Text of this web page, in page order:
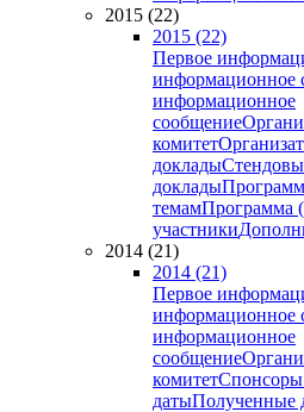
2015 (22)
2015 (22)
Первое
информационное
информационное
сообщение
комитет
доклады
доклады
темамПрограмма
участники
2014 (21)
2014 (21)
Первое
информационное
информационное
сообщение
комитет
датыПолученные